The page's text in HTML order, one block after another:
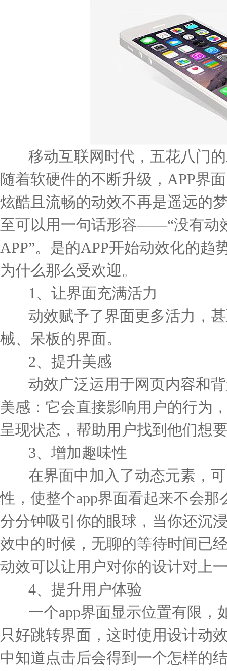
移动互联网时代，五花八门的
随着软硬件的不断升级， APP界
炫酷且流畅的动效不再是遥远的
至可以用一句话形容——“没有动
APP”。 是的APP开始动效化的趋
为什么那么受欢迎。
1 、让界面充满活力
动效赋予了界面更多活力，甚
械、呆板的界面。
2、提升美感
动效广泛运用于网页内容和背
美感：它会直接影响用户的行为
呈现状态，帮助用户找到他们想
3、增加趣味性
在界面中加入了动态元素，可
性，使整个app界面看起来不会那
分分钟吸引你的眼球，当你还沉
效中的时候，无聊的等待时间已
动效可以让用户对你的设计对上
4、提升用户体验
一个app界面显示位置有限，
只好跳转界面，这时使用设计动
中知道点击后会得到一个怎样的